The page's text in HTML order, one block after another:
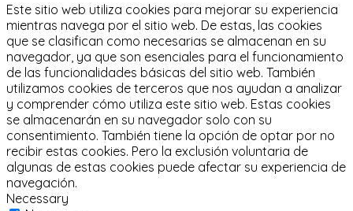
Este sitio web utiliza cookies para mejorar su experiencia
mientras navega por el sitio web. De estas, las cookies
que se clasifican como necesarias se almacenan en su
navegador, ya que son esenciales para el funcionamiento
de las funcionalidades básicas del sitio web. También
utilizamos cookies de terceros que nos ayudan a analizar
y comprender cómo utiliza este sitio web. Estas cookies
se almacenarán en su navegador solo con su
consentimiento. También tiene la opción de optar por no
recibir estas cookies. Pero la exclusión voluntaria de
algunas de estas cookies puede afectar su experiencia de
navegación.
Necessary